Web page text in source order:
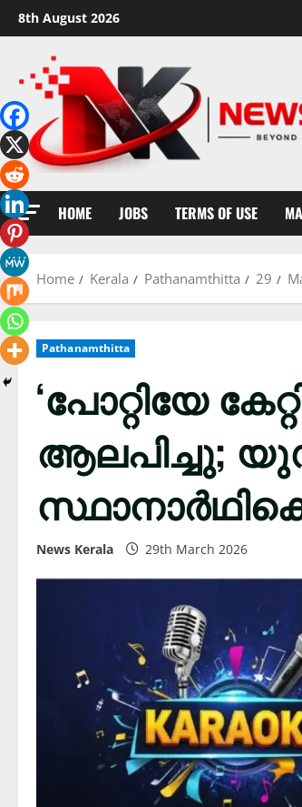
Skip
to
content
8th August 2026
HOME JOBS TERMS OF USE
Home Kerala Pathanamthitta 29
Pathanamthitta
‘പോറ്റിയേ
ആലപിച്ചു;
News Kerala 29th March 2026